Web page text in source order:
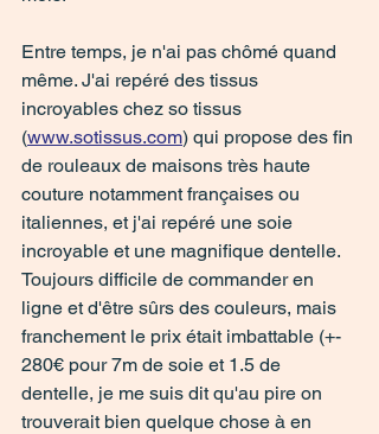
Entre temps, je n'ai pas chômé quand
même. J'ai repéré des tissus
incroyables chez so tissus
(www.sotissus.com) qui propose des fin
de rouleaux de maisons très haute
couture notamment françaises ou
italiennes, et j'ai repéré une soie
incroyable et une magnifique dentelle.
Toujours difficile de commander en
ligne et d'être sûrs des couleurs, mais
franchement le prix était imbattable (+-
280€ pour 7m de soie et 1.5 de
dentelle, je me suis dit qu'au pire on
trouverait bien quelque chose à en